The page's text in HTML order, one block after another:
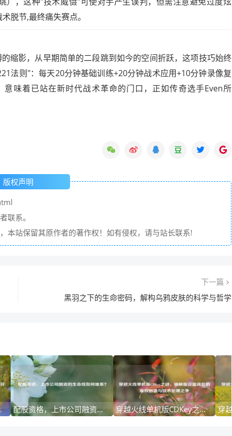
脱节,最终痛失赛点。
缩影，从早期简单的二段跳到如今的空间折跃，这项技巧始终
法则"：每天20分钟基础训练+20分钟战术应用+10分钟录像复
味着已站在新时代战术革命的门口，正如传奇选手Even所
版权声明
联系。
本站保留其原作者的著作权！如有侵权，请与站长联系!
下一篇
黑羽之下的生命密码，解构乌鸦皮肤的科学与哲学
文化符号 配股资格，上市公司融资的生命线如何维系？ 穿越火线单机版CDKey之谜，破解版泛滥背后的版权困境与技术伦理之争